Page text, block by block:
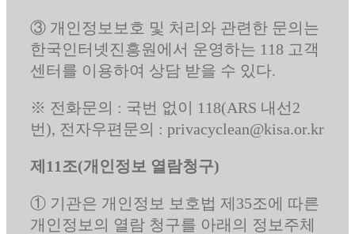
③ 개인정보보호 및 처리와 관련한 문의는
한국인터넷진흥원에서 운영하는 118 고객
센터를 이용하여 상담 받을 수 있다.
※ 전화문의 : 국번 없이 118(ARS 내선2
번), 전자우편문의 : privacyclean@kisa.or.kr
제11조(개인정보 열람청구)
① 기관은 개인정보 보호법 제35조에 따른
개인정보의 열람 청구를 아래의 정보주체